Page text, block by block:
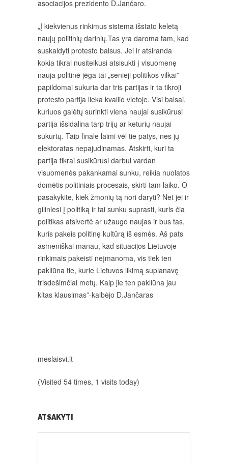
asociacijos prezidento D.Jančaro.
„Į kiekvienus rinkimus sistema išstato keletą
naujų politinių darinių.Tas yra daroma tam, kad
suskaldyti protesto balsus. Jei ir atsiranda
kokia tikrai nusiteikusi atsisukti į visuomenę
nauja politinė jėga tai „senieji politikos vilkai”
papildomai sukuria dar tris partijas ir ta tikroji
protesto partija lieka kvailio vietoje. Visi balsai,
kuriuos galėtų surinkti viena naujai susikūrusi
partija išsidalina tarp trijų ar keturių naujai
sukurtų. Taip finale laimi vėl tie patys, nes jų
elektoratas nepajudinamas. Atskirti, kuri ta
partija tikrai susikūrusi darbui vardan
visuomenės pakankamai sunku, reikia nuolatos
domėtis politiniais procesais, skirti tam laiko. O
pasakykite, kiek žmonių tą nori daryti? Net jei ir
giliniesi į politiką ir tai sunku suprasti, kuris čia
politikas atsivertė ar užaugo naujas ir bus tas,
kuris pakeis politinę kultūrą iš esmės. Aš pats
asmeniškai manau, kad situacijos Lietuvoje
rinkimais pakeisti neįmanoma, vis tiek ten
pakliūna tie, kurie Lietuvos likimą suplanavę
trisdešimčiai metų. Kaip jie ten pakliūna jau
kitas klausimas”-kalbėjo D.Jančaras
meslaisvi.lt
(Visited 54 times, 1 visits today)
ATSAKYTI